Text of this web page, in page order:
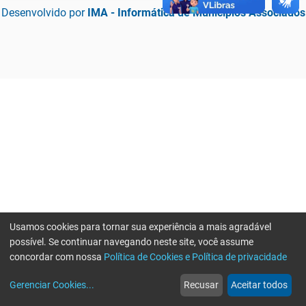
Desenvolvido por IMA - Informática de Municípios Associados
web
Notícias
more_horiz
Mais
Usamos cookies para tornar sua experiência a mais agradável
possível. Se continuar navegando neste site, você assume
concordar com nossa Política de Cookies e Política de privacidade
Gerenciar Cookies... Recusar Aceitar todos
Erro ao enviar informações, por favor tente novamente